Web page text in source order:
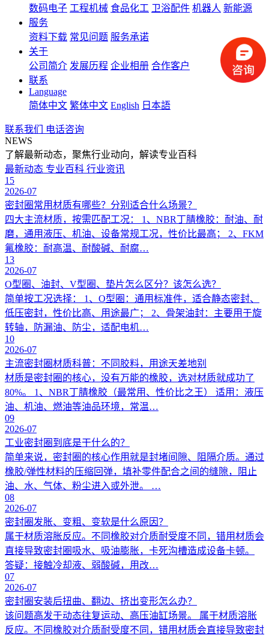
数码电子 工程机械 食品化工 卫浴配件 机器人 新能源
服务
资料下载 常见问题 服务承诺
关于
公司简介 发展历程 企业相册 合作客户
联系
Language
简体中文 繁体中文 English 日本語
联系我们
电话咨询
NEWS
了解最新动态，聚焦行业动向，解读专业百科
最新动态 专业百科 行业资讯
15
2026-07
密封圈常用材质有哪些？分别适合什么场景？
四大主流材质，按需匹配工况： 1、NBR丁腈橡胶：耐油、耐
磨，通用液压、机油、设备常规工况，性价比最高； 2、FKM
氟橡胶：耐高温、耐酸碱、耐腐…
13
2026-07
O型圈、油封、V型圈、垫片怎么区分？该怎么选？
简单按工况选择： 1、O型圈：通用标准件，适合静态密封、
低压密封，性价比高、用途最广； 2、骨架油封：主要用于旋
转轴，防漏油、防尘，适配电机…
10
2026-07
主流密封圈材质科普：不同胶料，用途天差地别
材质是密封圈的核心，没有万能的橡胶，选对材质就成功了
80%。 1、NBR丁腈橡胶（最常用、性价比之王） 适用：液压
油、机油、燃油等油品环境，常温…
09
2026-07
工业密封圈到底是干什么的？
简单来说，密封圈的核心作用就是封堵间隙、阻隔介质。通过
橡胶/弹性材料的压缩回弹，填补零件配合之间的缝隙，阻止
油、水、气体、粉尘进入或外泄。 …
08
2026-07
密封圈发胀、变粗、变软是什么原因？
属于材质溶胀反应。不同橡胶对介质耐受度不同，错用材质会
直接导致密封圈吸水、吸油膨胀，卡死沟槽造成设备卡顿。
答疑：接触冷却液、弱酸碱，用改…
07
2026-07
密封圈安装后扭曲、翻边、挤出变形怎么办？
该问题高发于动态往复运动、高压油缸场景。 属于材质溶胀
反应。不同橡胶对介质耐受度不同，错用材质会直接导致密封